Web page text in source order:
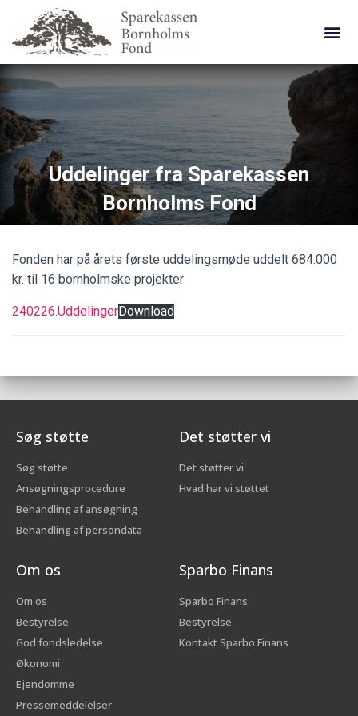
Uddelinger fra Sparekassen
Bornholms Fond
Fonden har på årets første uddelingsmøde uddelt 684.000
kr. til 16 bornholmske projekter
240226.UddelingerDownload
Søg støtte
Søg støtte
Ansøgningsprocedure
Behandling af ansøgning
Behandling af persondata
Det støtter vi
Det støtter vi
Hvad har vi støttet
Om os
Om os
Bestyrelse
God fondsledelse
Økonomi
Ejendomme
Pressemeddelelser
Sparbo Finans
Sparbo Finans
Bestyrelse
Kontakt Sparbo Finans